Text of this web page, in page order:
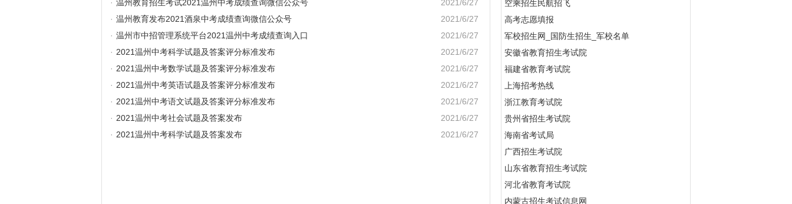
2021/6/27
· 温州教育招生考试2021温州中考成绩查询微信公众号
2021/6/27
· 温州教育发布2021酒泉中考成绩查询微信公众号
2021/6/27
· 温州市中招管理系统平台2021温州中考成绩查询入口
2021/6/27
· 2021温州中考科学试题及答案评分标准发布
2021/6/27
· 2021温州中考数学试题及答案评分标准发布
2021/6/27
· 2021温州中考英语试题及答案评分标准发布
2021/6/27
· 2021温州中考语文试题及答案评分标准发布
2021/6/27
· 2021温州中考社会试题及答案发布
2021/6/27
· 2021温州中考科学试题及答案发布
空乘招生民航招飞
高考志愿填报
军校招生网_国防生招生_军校名单
安徽省教育招生考试院
福建省教育考试院
上海招考热线
浙江教育考试院
贵州省招生考试院
海南省考试局
广西招生考试院
山东省教育招生考试院
河北省教育考试院
内蒙古招生考试信息网